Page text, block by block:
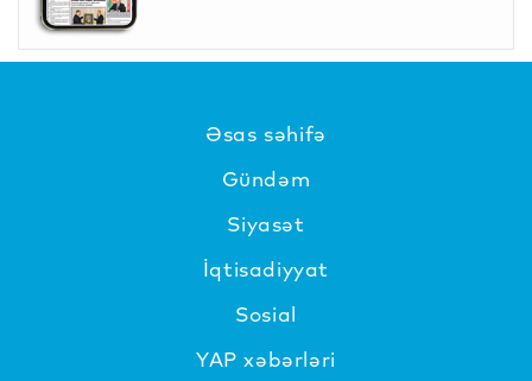
Əsas səhifə
Gündəm
Siyasət
İqtisadiyyat
Sosial
YAP xəbərləri